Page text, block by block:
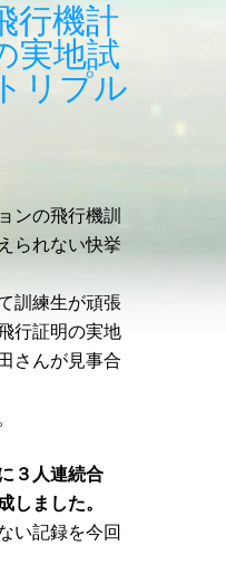
行機計
実地試
リプル
ンの飛行機訓
られない快挙
訓練生が頑張
行証明の実地
さんが見事合
３人連続合
しました。
い記録を今回